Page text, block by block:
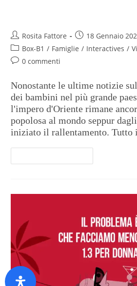
Rosita Fattore
18 Gennaio
Box-B1 / Famiglie / Interactives /
0 commenti
Nonostante le ultime notizie
dei bambini nel più grande
l'impero d'Oriente rimane
popolosa al mondo seppur
iniziato il rallentamento. Tutto